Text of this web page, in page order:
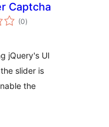
Captcha
(0valutazioni
totali
)
jQuery's UI
slider is
the